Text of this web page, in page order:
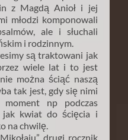
z Magdą Anioł i jej
młodzi komponowali
ale i słuchali
i rodzinnym.
są traktowani jak
wiele lat i to jest
można ściąć naszą
tak jest, gdy się nimi
moment np podczas
jak kwiat do ścięcia i
na chwilę.
drugi rocznik